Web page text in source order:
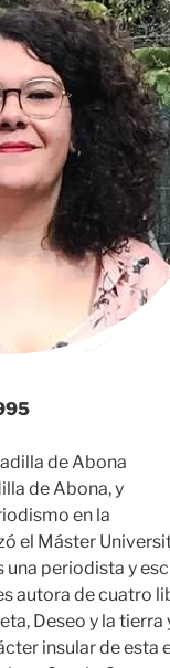
de Abona
de Abona, y
en la
el Máster
periodista y
autora de cuatro
Deseo y la
insular de esta